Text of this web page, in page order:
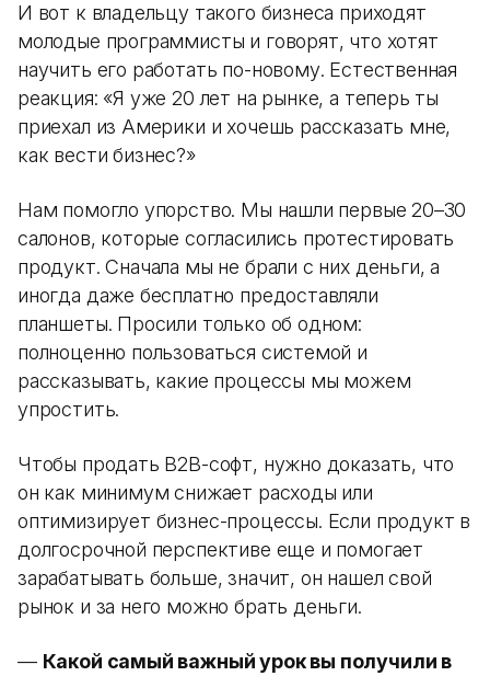
И вот к владельцу такого бизнеса приходят
молодые программисты и говорят, что хотят
научить его работать по-новому. Естественная
реакция: «Я уже 20 лет на рынке, а теперь ты
приехал из Америки и хочешь рассказать мне,
как вести бизнес?»
Нам помогло упорство. Мы нашли первые 20–30
салонов, которые согласились протестировать
продукт. Сначала мы не брали с них деньги, а
иногда даже бесплатно предоставляли
планшеты. Просили только об одном:
полноценно пользоваться системой и
рассказывать, какие процессы мы можем
упростить.
Чтобы продать B2B-софт, нужно доказать, что
он как минимум снижает расходы или
оптимизирует бизнес-процессы. Если продукт в
долгосрочной перспективе еще и помогает
зарабатывать больше, значит, он нашел свой
рынок и за него можно брать деньги.
— Какой самый важный урок вы получили в